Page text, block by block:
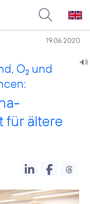
19.06.2020
O2 und
für ältere